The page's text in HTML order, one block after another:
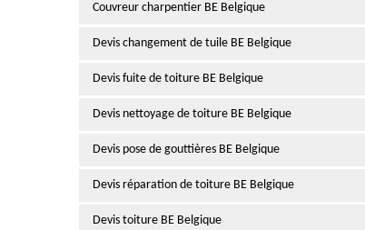
Couvreur charpentier BE Belgique
Devis changement de tuile BE Belgique
Devis fuite de toiture BE Belgique
Devis nettoyage de toiture BE Belgique
Devis pose de gouttières BE Belgique
Devis réparation de toiture BE Belgique
Devis toiture BE Belgique